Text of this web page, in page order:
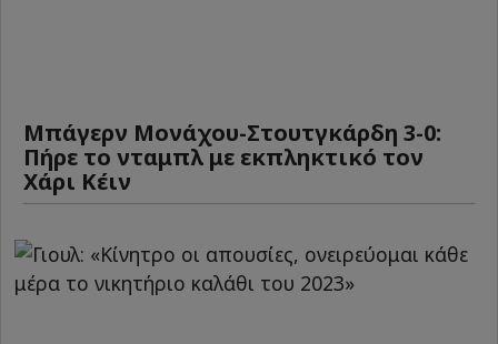
Μπάγερν Μονάχου-Στουτγκάρδη 3-0:
Πήρε το νταμπλ με εκπληκτικό τον
Χάρι Κέιν